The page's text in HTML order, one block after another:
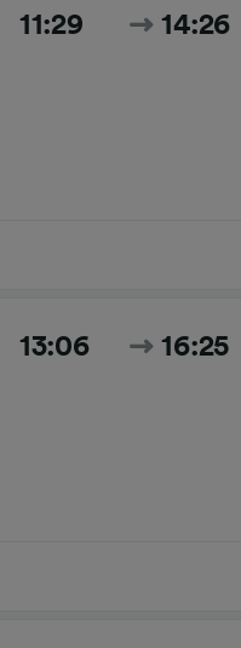
11:29 14:26
13:06 16:25